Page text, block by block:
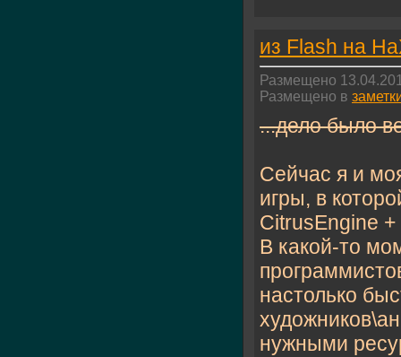
из Flash на
Размещено
Размещено в
...дело было
Сейчас я и
игры, в
CitrusEngine
В какой-то
настолько
нужными